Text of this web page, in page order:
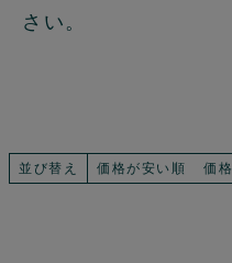
さい。
並び替え 価格が安い順 価